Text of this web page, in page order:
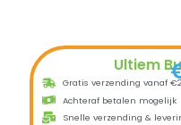
Ultiem
Gratis verzending vanaf
Achteraf betalen mogelijk
Snelle verzending &